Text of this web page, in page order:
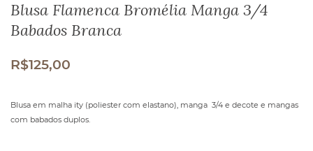
Blusa Flamenca Bromélia Manga 3/4
Babados Branca
R$125,00
Blusa em malha ity (poliester com elastano), manga 3/4 e decote e mangas
com babados duplos.